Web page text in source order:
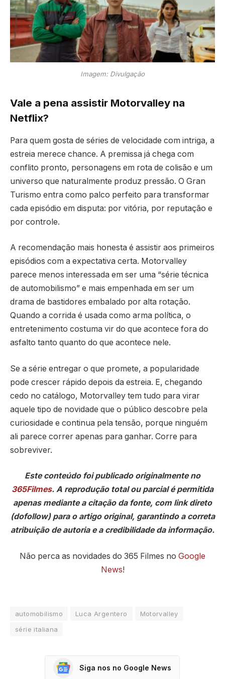
Imagem: Divulgação
Vale a pena assistir Motorvalley na
Netflix?
Para quem gosta de séries de velocidade com intriga, a
estreia merece chance. A premissa já chega com
conflito pronto, personagens em rota de colisão e um
universo que naturalmente produz pressão. O Gran
Turismo entra como palco perfeito para transformar
cada episódio em disputa: por vitória, por reputação e
por controle.
A recomendação mais honesta é assistir aos primeiros
episódios com a expectativa certa. Motorvalley
parece menos interessada em ser uma “série técnica
de automobilismo” e mais empenhada em ser um
drama de bastidores embalado por alta rotação.
Quando a corrida é usada como arma política, o
entretenimento costuma vir do que acontece fora do
asfalto tanto quanto do que acontece nele.
Se a série entregar o que promete, a popularidade
pode crescer rápido depois da estreia. E, chegando
cedo no catálogo, Motorvalley tem tudo para virar
aquele tipo de novidade que o público descobre pela
curiosidade e continua pela tensão, porque ninguém
ali parece correr apenas para ganhar. Corre para
sobreviver.
Este conteúdo foi publicado originalmente no
365Filmes. A reprodução total ou parcial é permitida
apenas mediante a citação da fonte, com link direto
(dofollow) para o artigo original, garantindo a correta
atribuição de autoria e a credibilidade da informação.
Não perca as novidades do 365 Filmes no Google
News!
automobilismo Luca Argentero
Motorvalley
série italiana
Siga nos no Google News